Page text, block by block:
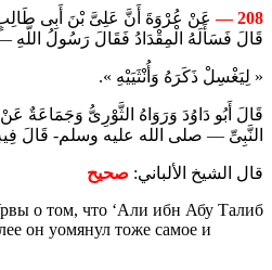
208 —
عَنْ عُرْوَةَ أَنَّ عَلِىَّ بْنَ أَبِى طَالِبٍ
قَالَ فَسَأَلَهُ الْمِقْدَادُ فَقَالَ رَسُولُ
« لِيَغْسِلْ ذَكَرَهُ وَأُنْثَيَيْهِ ».
قَالَ أَبُو دَاوُدَ وَرَوَاهُ الثَّوْرِىُّ
النَّبِىِّ — صلى الله عليه وسلم- قَالَ فِيهِ
قال الشيخ الألباني: صحيح
о том, что ‘Али ибн Абу Талиб
он уомянул тоже самое и